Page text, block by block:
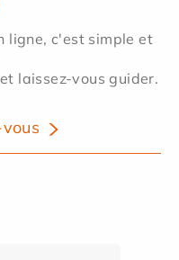
ligne, c'est simple et
laissez-vous guider.